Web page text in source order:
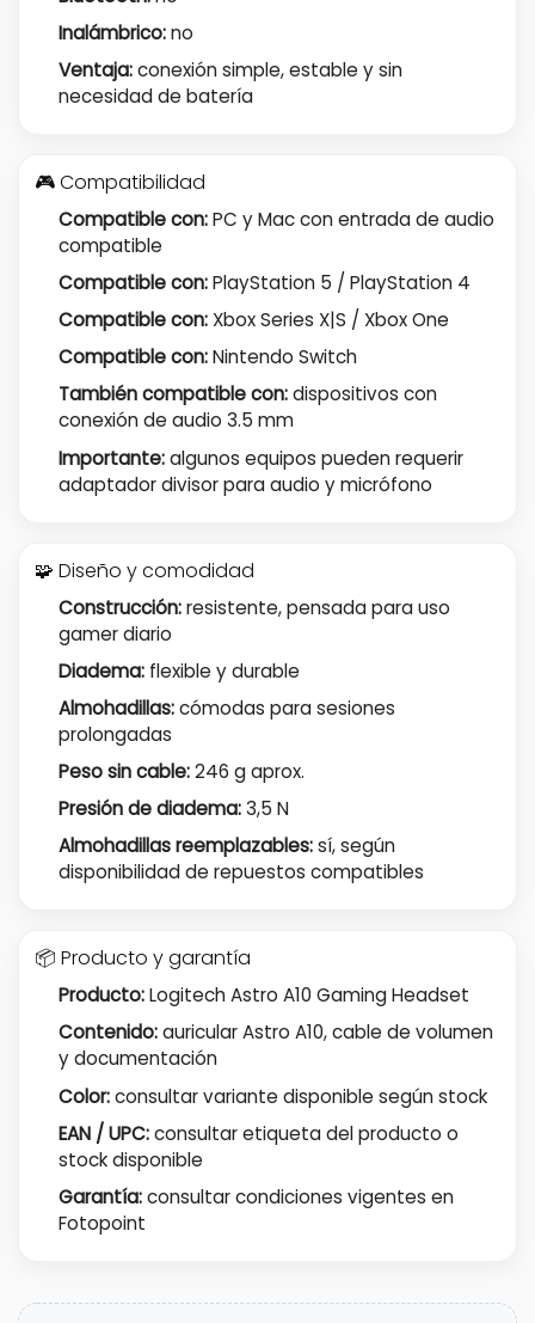
Inalámbrico:no
Ventaja:conexión simple, estable y sin
necesidad de batería
🎮 Compatibilidad
Compatible con:PC y Mac con entrada de audio
compatible
Compatible con:PlayStation 5 / PlayStation 4
Compatible con:Xbox Series X|S / Xbox One
Compatible con:Nintendo Switch
También compatible con:dispositivos con
conexión de audio 3.5 mm
Importante:algunos equipos pueden requerir
adaptador divisor para audio y micrófono
🧩 Diseño y comodidad
Construcción:resistente, pensada para uso
gamer diario
Diadema:flexible y durable
Almohadillas:cómodas para sesiones
prolongadas
Peso sin cable:246 g aprox.
Presión de diadema:3,5 N
Almohadillas reemplazables:sí, según
disponibilidad de repuestos compatibles
📦 Producto y garantía
Producto:Logitech Astro A10 Gaming Headset
Contenido:auricular Astro A10, cable de volumen
y documentación
Color:consultar variante disponible según stock
EAN / UPC:consultar etiqueta del producto o
stock disponible
Garantía:consultar condiciones vigentes en
Fotopoint